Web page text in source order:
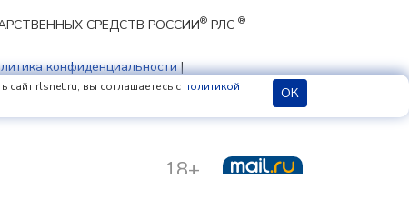
СРЕДСТВ РОССИИ® РЛС ®
конфиденциальности|
cookie
18+
rlsnet.ru, вы соглашаетесь с политикой
ОК